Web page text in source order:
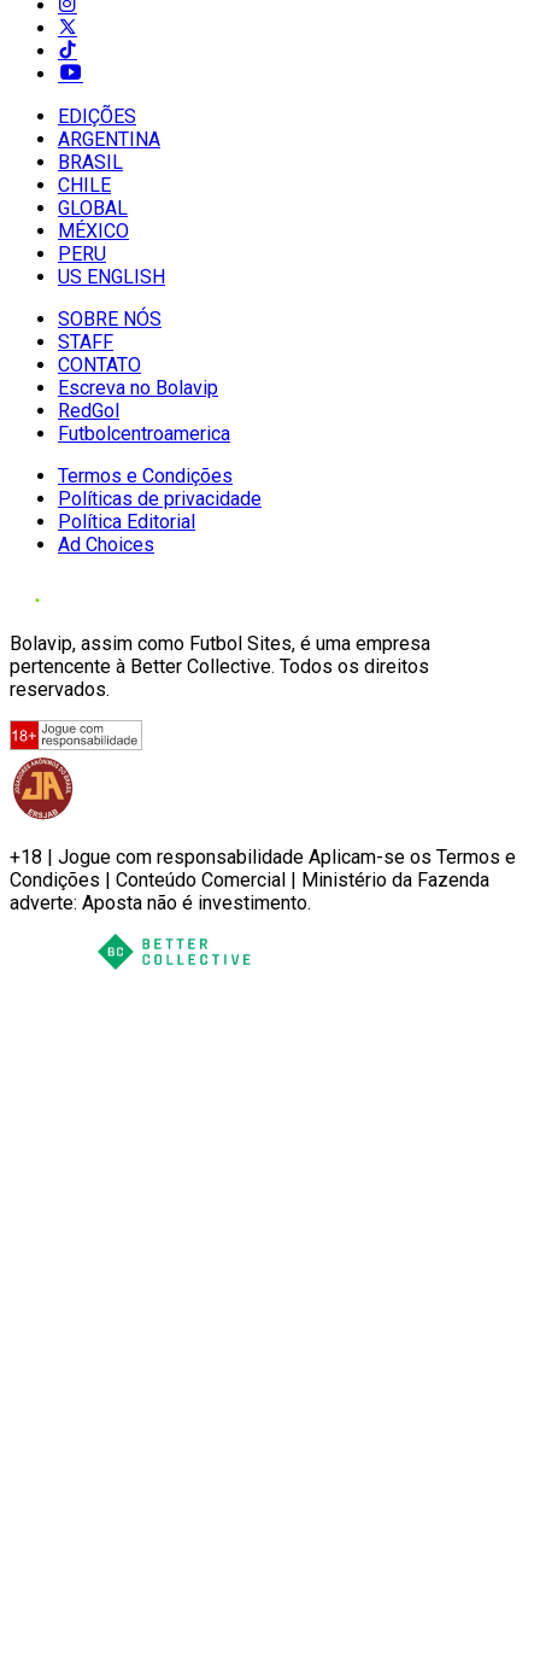
EDIÇÕES
ARGENTINA
BRASIL
CHILE
GLOBAL
MÉXICO
PERU
US ENGLISH
SOBRE NÓS
STAFF
CONTATO
Escreva no Bolavip
RedGol
Futbolcentroamerica
Termos e Condições
Políticas de privacidade
Política Editorial
Ad Choices
Bolavip, assim como Futbol Sites, é uma empresa
pertencente à Better Collective. Todos os direitos
reservados.
+18 | Jogue com responsabilidade Aplicam-se os Termos e
Condições | Conteúdo Comercial | Ministério da Fazenda
adverte: Aposta não é investimento.